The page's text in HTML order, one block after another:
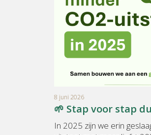
8 juni 2026
🌱 Stap voor stap
In 2025 zijn we erin